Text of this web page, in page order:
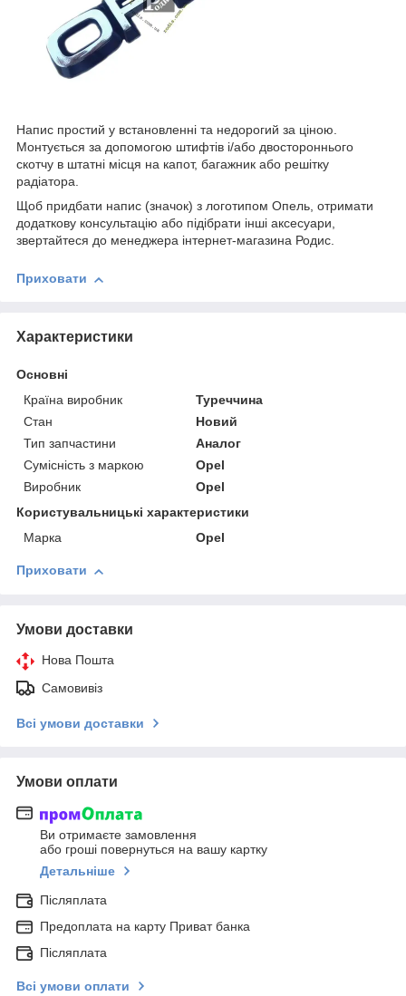
Напис простий у встановленні та недорогий за ціною.
Монтується за допомогою штифтів і/або двостороннього
скотчу в штатні місця на капот, багажник або решітку
радіатора.
Щоб придбати напис (значок) з логотипом Опель, отримати
додаткову консультацію або підібрати інші аксесуари,
звертайтеся до менеджера інтернет-магазина Родис.
Приховати
Характеристики
Основні
Країна виробник
Туреччина
Стан
Новий
Тип запчастини
Аналог
Сумісність з маркою
Opel
Виробник
Opel
Користувальницькі характеристики
Марка
Opel
Приховати
Умови доставки
Нова Пошта
Самовивіз
Всі умови доставки
Умови оплати
Ви отримаєте замовлення
або гроші повернуться на вашу картку
Детальніше
Післяплата
Предоплата на карту Приват банка
Післяплата
Всі умови оплати